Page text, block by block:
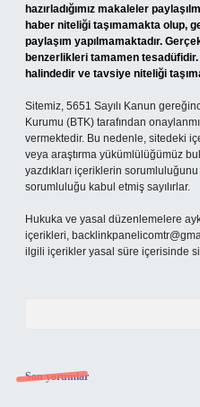
hazırladığımız makaleler
haber niteliği taşımamakta olup,
paylaşım yapılmamaktadır.
benzerlikleri tamamen
halindedir ve tavsiye niteliği
Sitemiz, 5651 Sayılı Kanun
Kurumu (BTK) tarafından
vermektedir. Bu nedenle, sitedeki
veya araştırma yükümlülüğümüz
yazdıkları içeriklerin
sorumluluğu kabul etmiş sayılırlar.
Hukuka ve yasal düzenlemelere
içerikleri,
ilgili içerikler yasal süre içerisinde
Son yorumlar